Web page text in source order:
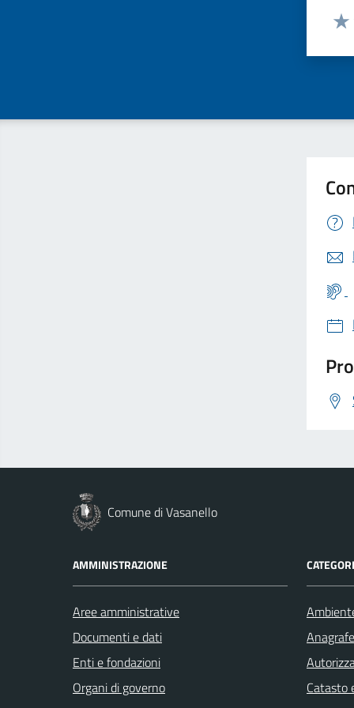
Comune di Vasanello
AMMINISTRAZIONE
Aree amministrative
Documenti e dati
Enti e fondazioni
Organi di governo
Catasto